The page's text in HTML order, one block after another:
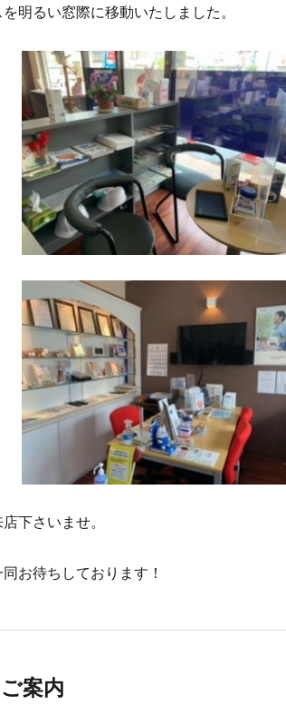
明るい窓際に移動いたしました。
下さいませ。
お待ちしております！
案内